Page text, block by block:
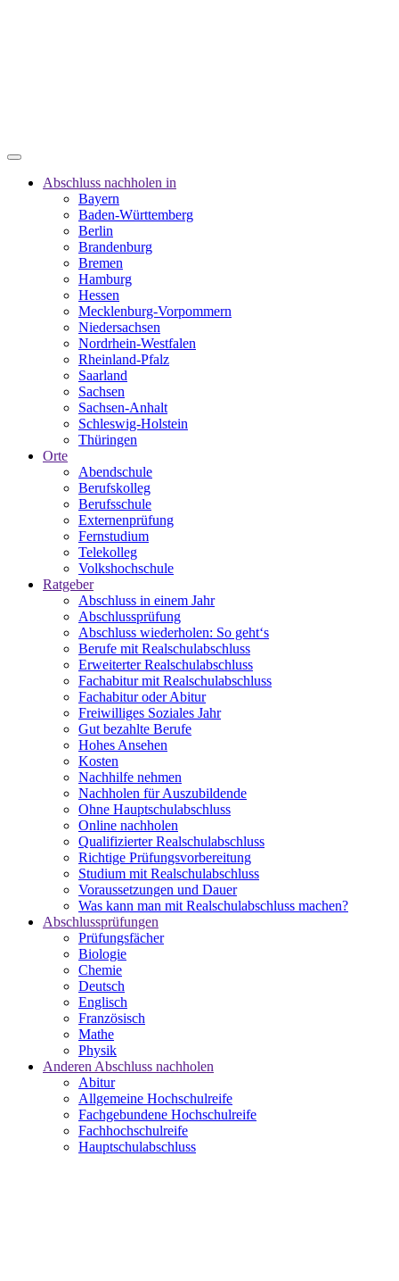
Abschluss nachholen in
Bayern
Baden-Württemberg
Berlin
Brandenburg
Bremen
Hamburg
Hessen
Mecklenburg-Vorpommern
Niedersachsen
Nordrhein-Westfalen
Rheinland-Pfalz
Saarland
Sachsen
Sachsen-Anhalt
Schleswig-Holstein
Thüringen
Orte
Abendschule
Berufskolleg
Berufsschule
Externenprüfung
Fernstudium
Telekolleg
Volkshochschule
Ratgeber
Abschluss in einem Jahr
Abschlussprüfung
Abschluss wiederholen: So geht‘s
Berufe mit Realschulabschluss
Erweiterter Realschulabschluss
Fachabitur mit Realschulabschluss
Fachabitur oder Abitur
Freiwilliges Soziales Jahr
Gut bezahlte Berufe
Hohes Ansehen
Kosten
Nachhilfe nehmen
Nachholen für Auszubildende
Ohne Hauptschulabschluss
Online nachholen
Qualifizierter Realschulabschluss
Richtige Prüfungsvorbereitung
Studium mit Realschulabschluss
Voraussetzungen und Dauer
Was kann man mit Realschulabschluss machen?
Abschlussprüfungen
Prüfungsfächer
Biologie
Chemie
Deutsch
Englisch
Französisch
Mathe
Physik
Anderen Abschluss nachholen
Abitur
Allgemeine Hochschulreife
Fachgebundene Hochschulreife
Fachhochschulreife
Hauptschulabschluss